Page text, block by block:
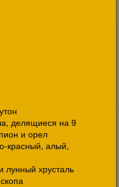
делящиеся на 9
и орел
красный, алый,
лунный хрусталь